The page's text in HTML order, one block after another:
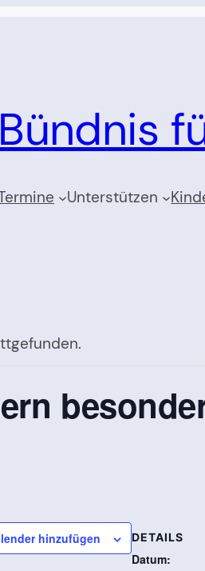
Bündnis
Unterstützen
hinzufügen DETAILS
Datum: